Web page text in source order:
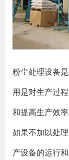
粉尘处理设备
用是对生产过
和提高生产效
如果不加以处
产设备的运行